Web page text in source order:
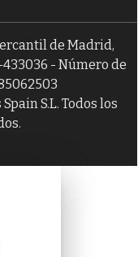
de Madrid,
433036 - Número de
S.L. Todos los